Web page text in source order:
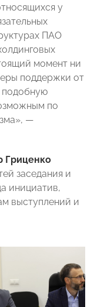
у
ПАО
момент ни
поддержки от
подобную
по
—
Гриценко
заседания и
инициатив,
выступлений и